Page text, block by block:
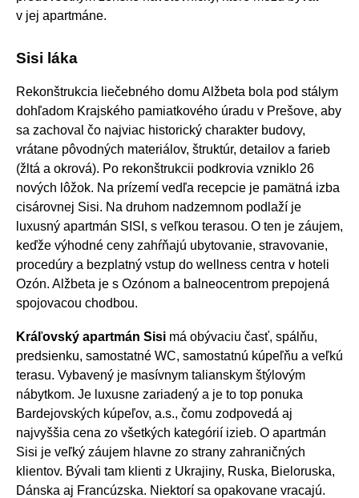
v jej apartmáne.
Sisi láka
Rekonštrukcia liečebného domu Alžbeta bola pod stálym
dohľadom Krajského pamiatkového úradu v Prešove, aby
sa zachoval čo najviac historický charakter budovy,
vrátane pôvodných materiálov, štruktúr, detailov a farieb
(žltá a okrová). Po rekonštrukcii podkrovia vzniklo 26
nových lôžok. Na prízemí vedľa recepcie je pamätná izba
cisárovnej Sisi. Na druhom nadzemnom podlaží je
luxusný apartmán SISI, s veľkou terasou. O ten je záujem,
keďže výhodné ceny zahŕňajú ubytovanie, stravovanie,
procedúry a bezplatný vstup do wellness centra v hoteli
Ozón. Alžbeta je s Ozónom a balneocentrom prepojená
spojovacou chodbou.
Kráľovský apartmán Sisi má obývaciu časť, spálňu,
predsienku, samostatné WC, samostatnú kúpeľňu a veľkú
terasu. Vybavený je masívnym talianskym štýlovým
nábytkom. Je luxusne zariadený a je to top ponuka
Bardejovských kúpeľov, a.s., čomu zodpovedá aj
najvyššia cena zo všetkých kategórií izieb. O apartmán
Sisi je veľký záujem hlavne zo strany zahraničných
klientov. Bývali tam klienti z Ukrajiny, Ruska, Bieloruska,
Dánska aj Francúzska. Niektorí sa opakovane vracajú.